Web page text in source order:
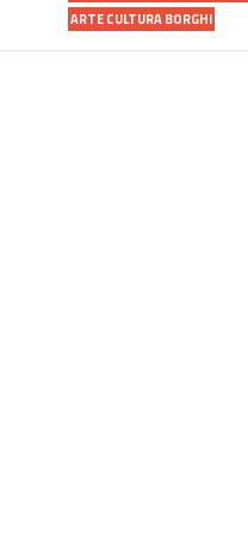
ARTE CULTURA BORGHI